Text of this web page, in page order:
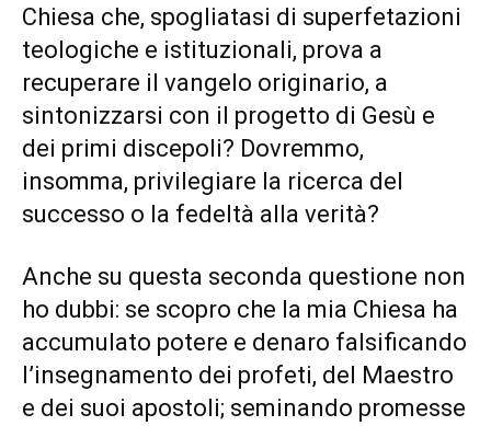
Chiesa che, spogliatasi di superfetazioni
teologiche e istituzionali, prova a
recuperare il vangelo originario, a
sintonizzarsi con il progetto di Gesù e
dei primi discepoli? Dovremmo,
insomma, privilegiare la ricerca del
successo o la fedeltà alla verità?
Anche su questa seconda questione non
ho dubbi: se scopro che la mia Chiesa ha
accumulato potere e denaro falsificando
l’insegnamento dei profeti, del Maestro
e dei suoi apostoli; seminando promesse